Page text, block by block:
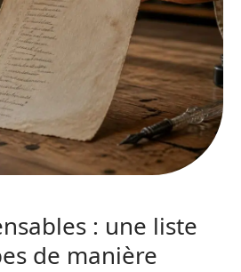
: une liste
de manière